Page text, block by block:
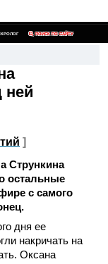
ПОИСК ПО САЙТУ
ней
]
Стрункина
остальные
с самого
дня ее
накричать на
Оксана